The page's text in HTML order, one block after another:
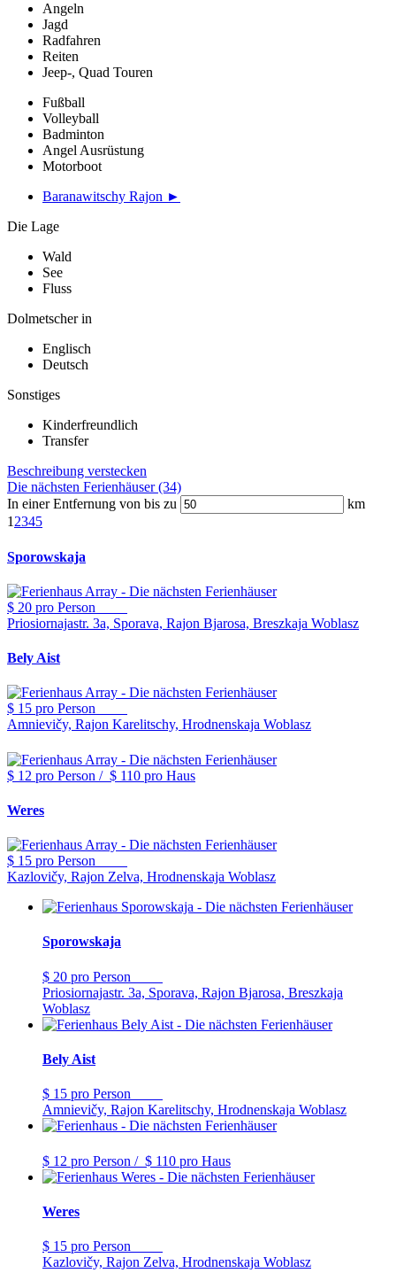
Angeln
Jagd
Radfahren
Reiten
Jeep-, Quad Touren
Fußball
Volleyball
Badminton
Angel Ausrüstung
Motorboot
Baranawitschy Rajon ►
Die Lage
Wald
See
Fluss
Dolmetscher in
Englisch
Deutsch
Sonstiges
Kinderfreundlich
Transfer
Beschreibung verstecken
Die nächsten Ferienhäuser (34)
In einer Entfernung von bis zu
km
1 2345
Sporowskaja
$ 20 pro Person
Priosiornajastr. 3a, Sporava, Rajon Bjarosa, Breszkaja Woblasz
Bely Aist
$ 15 pro Person
Amnievičy, Rajon Karelitschy, Hrodnenskaja Woblasz
$ 12 pro Person / $ 110 pro Haus
Weres
$ 15 pro Person
Kazlovičy, Rajon Zelva, Hrodnenskaja Woblasz
Sporowskaja
$ 20 pro Person
Priosiornajastr. 3a, Sporava, Rajon Bjarosa, Breszkaja
Woblasz
Bely Aist
$ 15 pro Person
Amnievičy, Rajon Karelitschy, Hrodnenskaja Woblasz
$ 12 pro Person / $ 110 pro Haus
Weres
$ 15 pro Person
Kazlovičy, Rajon Zelva, Hrodnenskaja Woblasz